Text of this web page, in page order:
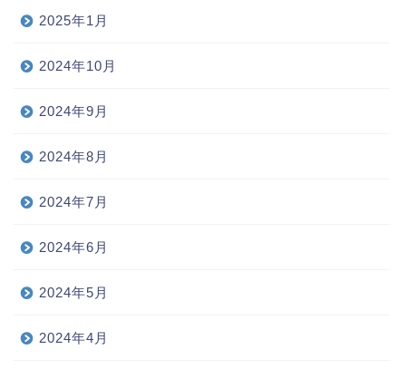
2025年1月
2024年10月
2024年9月
2024年8月
2024年7月
2024年6月
2024年5月
2024年4月